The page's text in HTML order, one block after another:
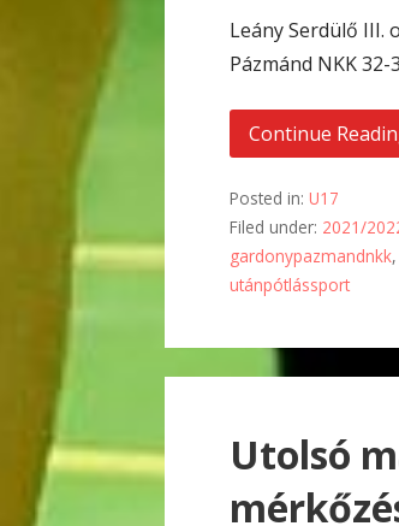
Leány Serdülő III.
Pázmánd NKK
Continue
Posted in:U17
Filed under: 2021/
gardonypazmandnkk
utánpótlássport
Utolsó